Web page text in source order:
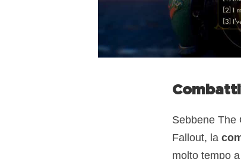
Sebbene The
Fallout, la
molto tempo